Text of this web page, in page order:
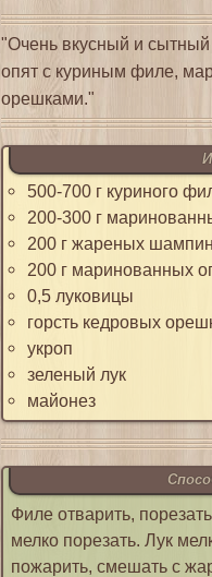
"Очень вкусный и
опят с куриным филе,
орешками."
500-700 г куриного
200-300 г
200 г жареных
200 г маринованных
0,5 луковицы
горсть кедровых
укроп
зеленый лук
майонез
Филе отварить,
мелко порезать. Лук
пожарить, смешать с